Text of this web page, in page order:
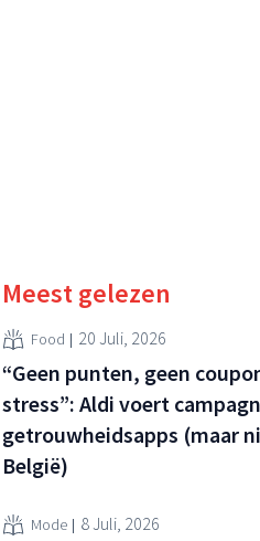
Meest gelezen
Food 20 Juli, 2026
“Geen punten, geen
stress”: Aldi voert
getrouwheidsapps (maar
België)
Mode 8 Juli, 2026